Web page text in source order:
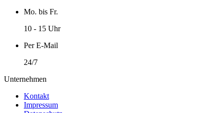
Mo. bis Fr.
10 - 15 Uhr
Per E-Mail
24/7
Unternehmen
Kontakt
Impressum